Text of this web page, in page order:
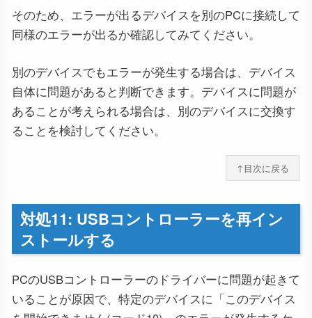
そのため、エラーが出るデバイスを別のPCに接続して
同様のエラーが出るか確認してみてください。
別のデバイスでもエラーが発生する場合は、デバイス
自体に問題があると判断できます。デバイスに問題が
あることが考えられる場合は、別のデバイスに交換す
ることを検討してください。
↑目次に戻る
対処11: USBコントローラーを再イン
ストールする
PCのUSBコントローラーのドライバーに問題が起きて
いることが原因で、特定のデバイスに「このデバイス